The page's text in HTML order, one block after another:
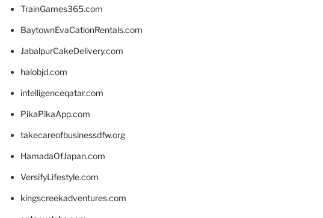
TrainGames365.com
BaytownEvaCationRentals.com
JabalpurCakeDelivery.com
halobjd.com
intelligenceqatar.com
PikaPikaApp.com
takecareofbusinessdfw.org
HamadaOfJapan.com
VersifyLifestyle.com
kingscreekadventures.com